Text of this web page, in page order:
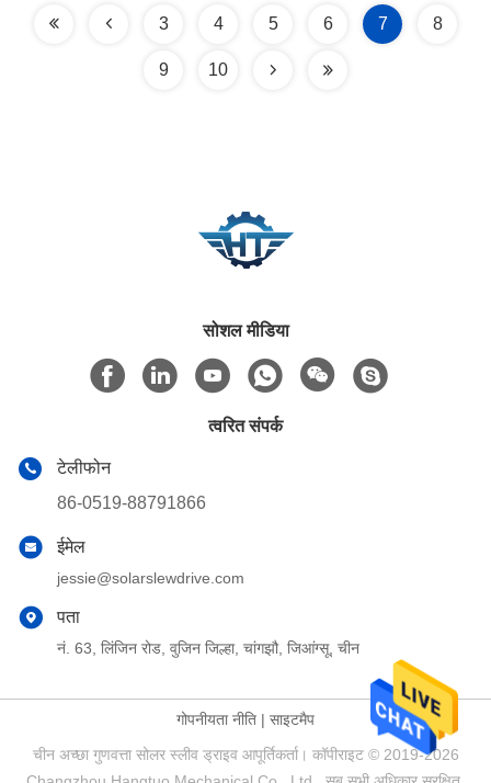
3 4 5 6 7 8
9 10
सोशल मीडिया
त्वरित संपर्क
टेलीफोन
86-0519-88791866
ईमेल
jessie@solarslewdrive.com
पता
नं. 63, लिंजिन रोड, वुजिन जिल्हा, चांगझौ, जिआंग्सू, चीन
गोपनीयता नीति | साइटमैप
चीन अच्छा गुणवत्ता सोलर स्लीव ड्राइव आपूर्तिकर्ता। कॉपीराइट © 2019-2026